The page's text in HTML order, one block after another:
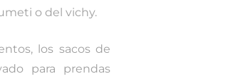
o del vichy.
los sacos de
para prendas